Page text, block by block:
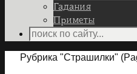
Гадания
Приметы
Search
Home
Рубрика "Страшилки"